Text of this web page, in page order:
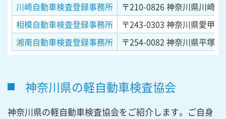
川崎自動車検査登録事務所
〒210-0826神奈川県川崎
相模自動車検査登録事務所
〒243-0303 神奈川県愛甲
湘南自動車検査登録事務所
〒254-0082 神奈川県平塚
神奈川県の軽自動車検査協会
神奈川県の軽自動車検査協会をご紹介します。ご自身